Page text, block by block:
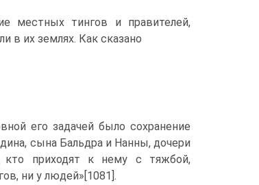
местных тингов и правителей,
в их землях. Как сказано
его задачей было сохранение
сына Бальдра и Нанны, дочери
кто приходят к нему с тяжбой,
ни у людей»[1081].